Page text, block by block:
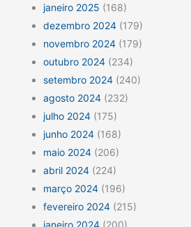
janeiro 2025 (168)
dezembro 2024 (179)
novembro 2024 (179)
outubro 2024 (234)
setembro 2024 (240)
agosto 2024 (232)
julho 2024 (175)
junho 2024 (168)
maio 2024 (206)
abril 2024 (224)
março 2024 (196)
fevereiro 2024 (215)
janeiro 2024 (200)